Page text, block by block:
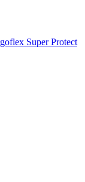
Super Protect